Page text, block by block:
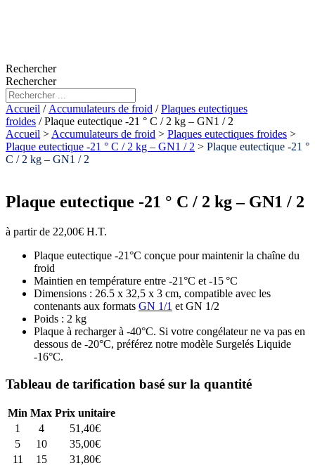
Rechercher
Rechercher
Accueil / Accumulateurs de froid /Plaques eutectiques
froides / Plaque eutectique -21 ° C / 2 kg – GN1 / 2
Accueil > Accumulateurs de froid > Plaques eutectiques froides >
Plaque eutectique -21 ° C / 2 kg – GN1 / 2 > Plaque eutectique -21 °
C / 2 kg – GN1 / 2
Plaque eutectique -21 ° C / 2 kg – GN1 / 2
à partir de 22,00€ H.T.
Plaque eutectique -21°C conçue pour maintenir la chaîne du
froid
Maintien en température entre -21°C et -15 °C
Dimensions : 26.5 x 32,5 x 3 cm, compatible avec les
contenants aux formats GN 1/1 et GN 1/2
Poids : 2 kg
Plaque à recharger à -40°C. Si votre congélateur ne va pas en
dessous de -20°C, préférez notre modèle Surgelés Liquide
-16°C.
Tableau de tarification basé sur la quantité
Min Max Prix unitaire
1
4 51,40€
5
10 35,00€
11
15 31,80€